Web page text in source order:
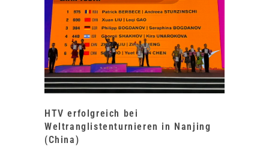
HTV erfolgreich bei
Weltranglistenturnieren in Nanjing
(China)